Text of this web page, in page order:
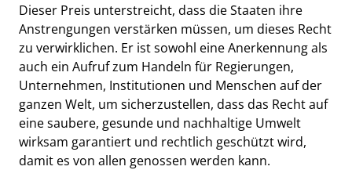
Dieser Preis unterstreicht, dass die Staaten ihre
Anstrengungen verstärken müssen, um dieses Recht
zu verwirklichen. Er ist sowohl eine Anerkennung als
auch ein Aufruf zum Handeln für Regierungen,
Unternehmen, Institutionen und Menschen auf der
ganzen Welt, um sicherzustellen, dass das Recht auf
eine saubere, gesunde und nachhaltige Umwelt
wirksam garantiert und rechtlich geschützt wird,
damit es von allen genossen werden kann.